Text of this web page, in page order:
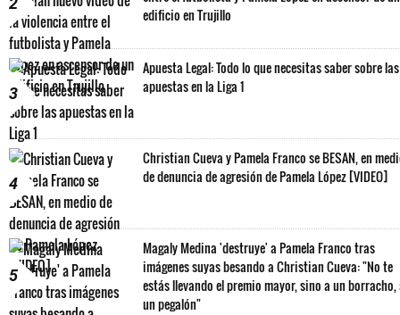
edificio en Trujillo
3
Apuesta Legal: Todo lo que necesitas saber sobre las
apuestas en la Liga 1
4
Christian Cueva y Pamela Franco se BESAN, en
de denuncia de agresión de Pamela López [VIDEO]
5
Magaly Medina 'destruye' a Pamela Franco tras
imágenes suyas besando a Christian Cueva: "No te
estás llevando el premio mayor, sino a un borracho,
un pegalón"